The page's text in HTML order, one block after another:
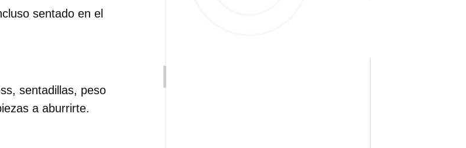
sentado en el
sentadillas, peso
a aburrirte.